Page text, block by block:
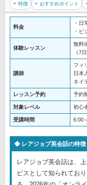
特徴 おすすめポイント
料金
・日
・ビ
体験レッスン
無料
（7
講師
フィ
日本
ネイ
レッスン予約 予約
対象レベル 初心
受講時間 6:00
レアジョブ英会話の特徴
レアジョブ英会話は、
ビスとして知られてお